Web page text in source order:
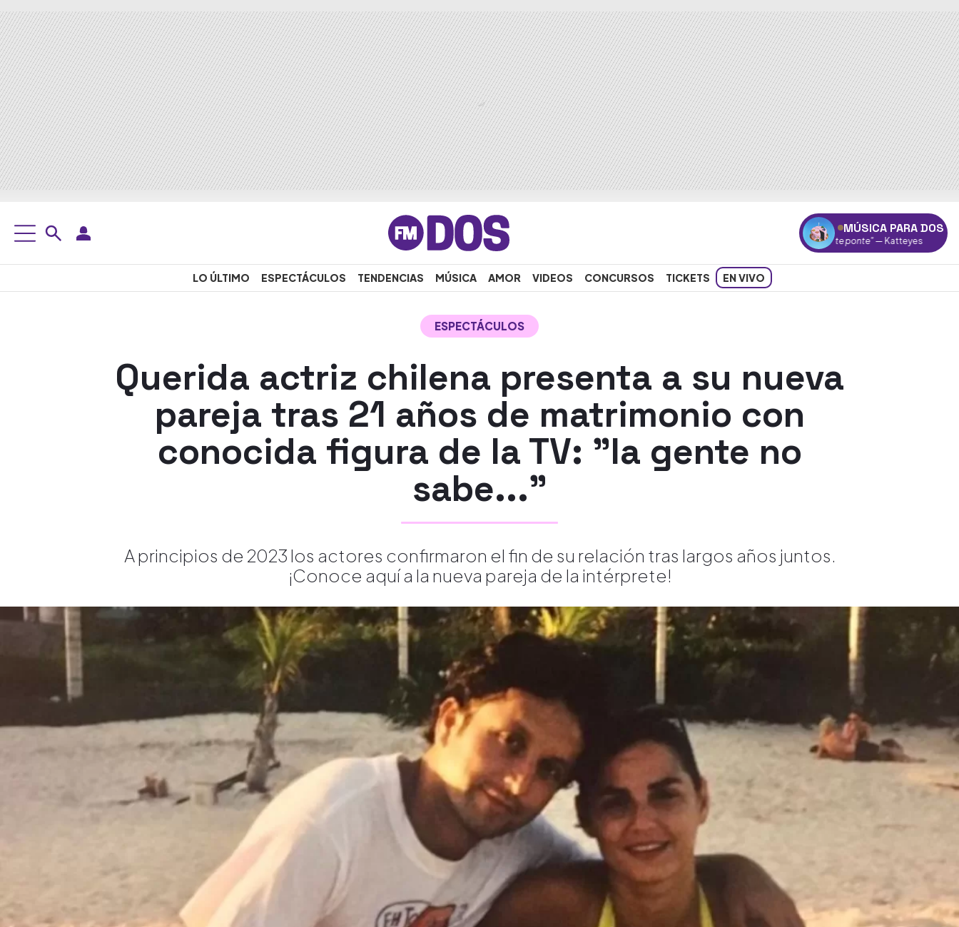
MÚSICA PARA DOS
"Ponte ponte"— Katteyes
LO ÚLTIMO ESPECTÁCULOS TENDENCIAS MÚSICA AMOR VIDEOS CONCURSOS TICKETS EN VIVO
ESPECTÁCULOS
Querida actriz chilena presenta a su nueva
pareja tras 21 años de matrimonio con
conocida figura de la TV: "la gente no
sabe..."
A principios de 2023 los actores confirmaron el fin de su relación tras largos años juntos.
¡Conoce aquí a la nueva pareja de la intérprete!